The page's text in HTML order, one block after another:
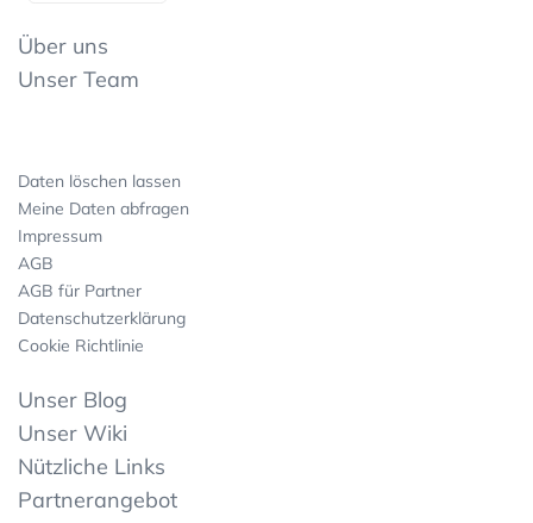
Über uns
Unser Team
Daten löschen lassen
Meine Daten abfragen
Impressum
AGB
AGB für Partner
Datenschutzerklärung
Cookie Richtlinie
Unser Blog
Unser Wiki
Nützliche Links
Partnerangebot